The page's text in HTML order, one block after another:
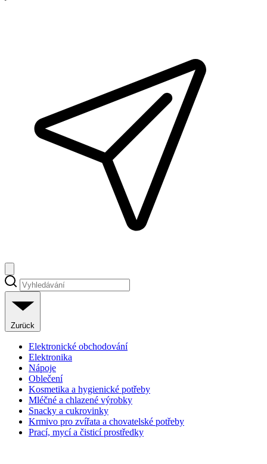
Zurück
Elektronické obchodování
Elektronika
Nápoje
Oblečení
Kosmetika a hygienické potřeby
Mléčné a chlazené výrobky
Snacky a cukrovinky
Krmivo pro zvířata a chovatelské potřeby
Prací, mycí a čisticí prostředky